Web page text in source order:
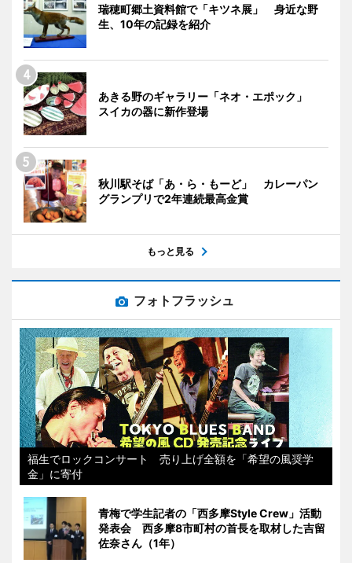
瑞穂町郷土資料館で「キツネ展」 身近な野
生、10年の記録を紹介
あきる野のギャラリー「ネオ・エポック」
スイカの器に新作登場
秋川駅そば「あ・ら・もーど」 カレーパン
グランプリで2年連続最高金賞
もっと見る
フォトフラッシュ
福生でロックコンサート 売り上げ全額を「希望の風奨学
金」に寄付
青梅で学生記者の「西多摩Style Crew」活動
発表会 西多摩8市町村の首長を取材した吉留
佐奈さん（1年）